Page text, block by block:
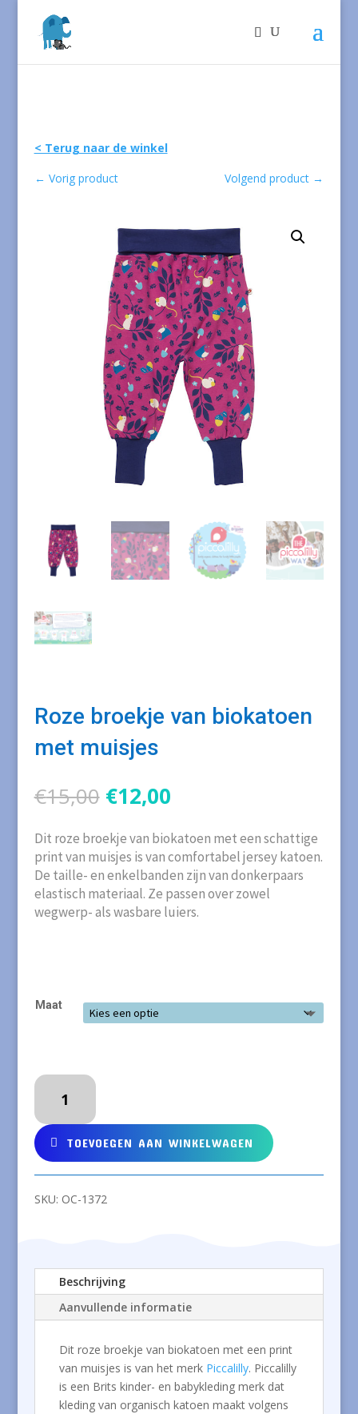
< Terug naar de winkel
← Vorig product Volgend product →
Roze broekje van biokatoen
met muisjes
€15,00 Oorspronkelijke
prijs
was:
€15,00.
€12,00Huidige
is:
€12,00.
Dit roze broekje van biokatoen met een schattige
print van muisjes is van comfortabel jersey katoen.
De taille- en enkelbanden zijn van donkerpaars
elastisch materiaal. Ze passen over zowel
wegwerp- als wasbare luiers.
Maat
Roze
broekje
van
biokatoen
met
muisjes
aantal
TOEVOEGEN AAN WINKELWAGEN
SKU: OC-1372
Beschrijving
Aanvullende informatie
Dit roze broekje van biokatoen met een print
van muisjes is van het merk Piccalilly. Piccalilly
is een Brits kinder- en babykleding merk dat
kleding van organisch katoen maakt volgens